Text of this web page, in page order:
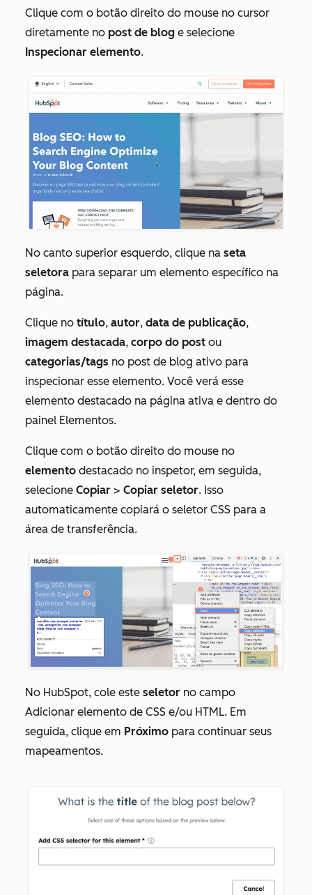
Clique com o botão direito do mouse no cursor
diretamente no post de blog e selecione
Inspecionar elemento.
No canto superior esquerdo, clique na seta
seletora para separar um elemento específico na
página.
Clique no título, autor, data de publicação,
imagem destacada, corpo do post ou
categorias/tags no post de blog ativo para
inspecionar esse elemento. Você verá esse
elemento destacado na página ativa e dentro do
painel Elementos.
Clique com o botão direito do mouse no
elemento destacado no inspetor, em seguida,
selecione Copiar > Copiar seletor. Isso
automaticamente copiará o seletor CSS para a
área de transferência.
No HubSpot, cole este seletor no campo
Adicionar elemento de CSS e/ou HTML. Em
seguida, clique em Próximo para continuar seus
mapeamentos.